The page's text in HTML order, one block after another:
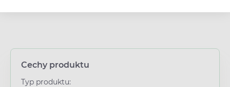
Cechy produktu
Typ produktu: